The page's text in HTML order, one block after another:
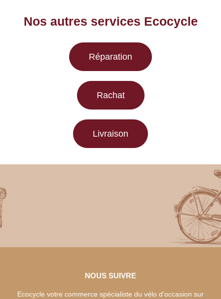
Nos autres services Ecocycle
Réparation
Rachat
Livraison
NOUS SUIVRE
Ecocycle votre commerce spécialiste du vélo d’occasion sur